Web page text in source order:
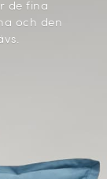
de fina
och den